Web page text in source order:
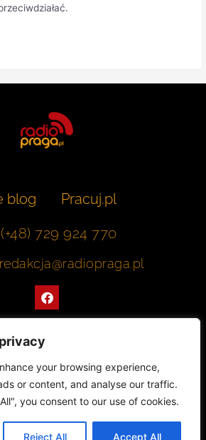
your browsing experience,
or content, and analyse our traffic.
you consent to our use of cookies.
Reject All Accept All
blog
Pracuj.pl
729 924 770
F
a
c
o
k
z Muzeum Warszawskiej Pragi
rights Reserved. Radiopraga.pl
internetowej: tomasz-kaminski.pl